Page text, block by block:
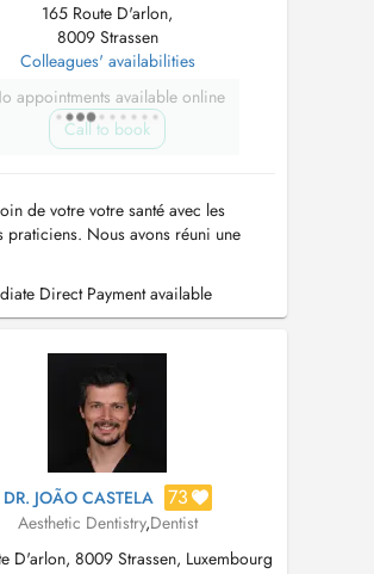
165 Route D'arlon,
8009 Strassen
Colleagues' availabilities
appointments available online
Call to book
de votre votre santé avec les
praticiens. Nous avons réuni une
dentistes généraliste et spécialiste
soin de vous rapidement et
Lorsque vous avez un problème
même des jours. Nous somm...
Direct Payment available
DR. JOÃO CASTELA 73
Aesthetic Dentistry,Dentist
D'arlon, 8009 Strassen, Luxembourg